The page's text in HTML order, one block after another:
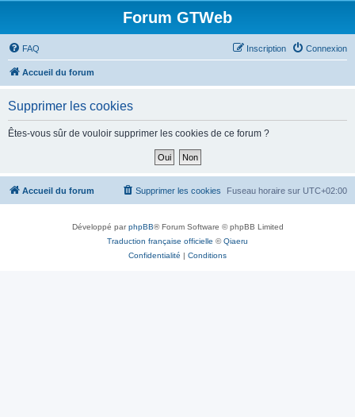
Forum GTWeb
FAQ Connexion
Inscription
Accueil du forum
Supprimer les cookies
Êtes-vous sûr de vouloir supprimer les cookies de ce forum ?
Accueil du forum Fuseau horaire sur UTC+02:00
Supprimer les cookies
Développé parphpBB® Forum Software © phpBB Limited
Traduction française officielle ©Qiaeru
Confidentialité | Conditions